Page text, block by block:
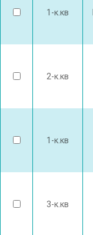
1-к.кв
2-к.кв
1-к.кв
3-к.кв